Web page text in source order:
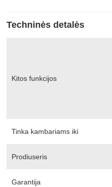
Techninės detalės
Kitos funkcijos
Tinka kambariams iki
Prodiuseris
Garantija